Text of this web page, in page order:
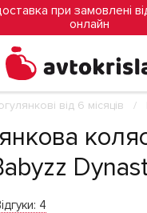
при замовлені
онлайн
від 6 місяців
4